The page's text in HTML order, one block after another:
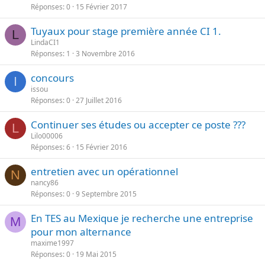
Réponses 0 15 Février 2017
L Tuyaux pour stage première année CI 1.
LindaCI1
Réponses 1 3 Novembre 2016
I concours
issou
Réponses 0 27 Juillet 2016
L Continuer ses études ou accepter ce poste ???
Lilo00006
Réponses 6 15 Février 2016
N entretien avec un opérationnel
nancy86
Réponses 0 9 Septembre 2015
M
En TES au Mexique je recherche une entreprise
pour mon alternance
maxime1997
Réponses 0 19 Mai 2015